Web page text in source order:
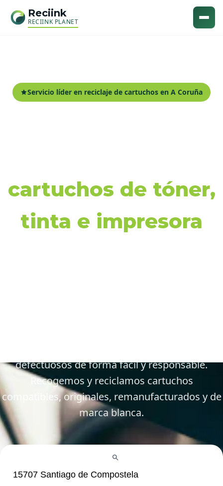
Reciink
RECIINK PLANET
Servicio líder en reciclaje de cartuchos en A Coruña
cartuchos de tóner,
tinta e impresora
defectuosos de forma fácil y responsable.
Recogemos y reciclamos cartuchos
compatibles, originales, remanufacturados y de
marca blanca.